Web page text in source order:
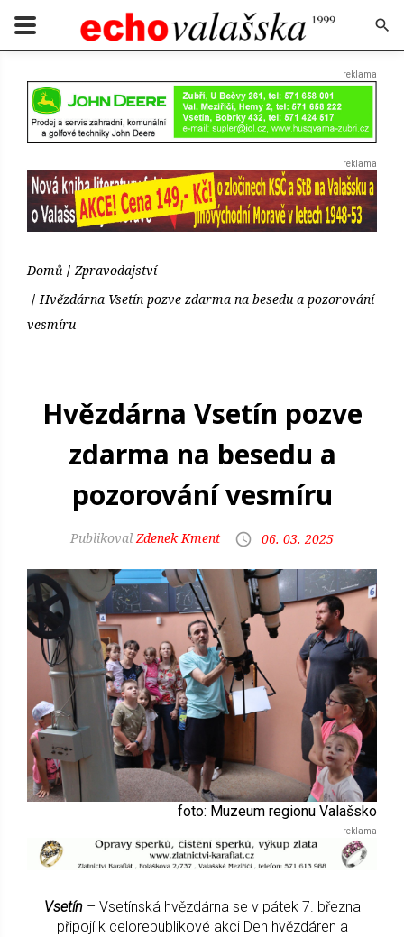
Domů
Zpravodajství
Hvězdárna Vsetín pozve zdarma na besedu a pozorování
vesmíru
Hvězdárna Vsetín pozve
zdarma na besedu a
pozorování vesmíru
Zdenek Kment 06. 03. 2025
foto: Muzeum regionu Valašsko
Vsetín – Vsetínská hvězdárna se v pátek 7. března
připojí k celorepublikové akci Den hvězdáren a